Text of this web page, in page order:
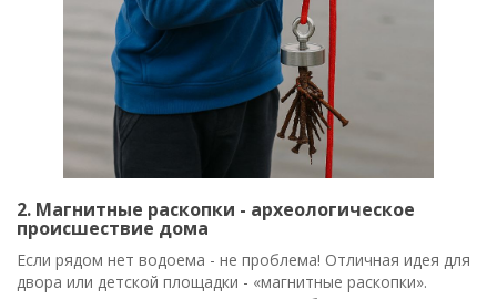
2. Магнитные раскопки - археологическое
происшествие дома
Если рядом нет водоема - не проблема! Отличная идея для
двора или детской площадки - «магнитные раскопки».